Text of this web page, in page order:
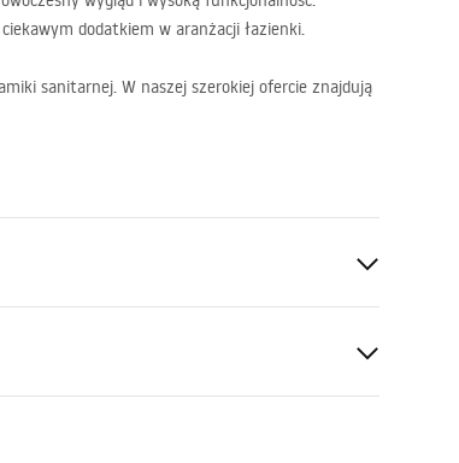
dodatkiem w aranżacji łazienki.
sanitarnej. W naszej szerokiej ofercie znajdują
Biały